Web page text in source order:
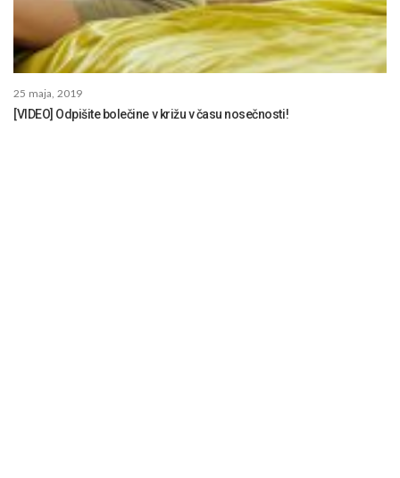
25 maja, 2019
[VIDEO] Odpišite bolečine v križu v času nosečnosti!